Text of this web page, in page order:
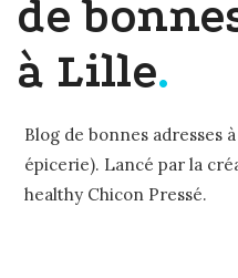
de
à Lille.
Blog de bonnes adresses
épicerie). Lancé par la
healthy Chicon Pressé.